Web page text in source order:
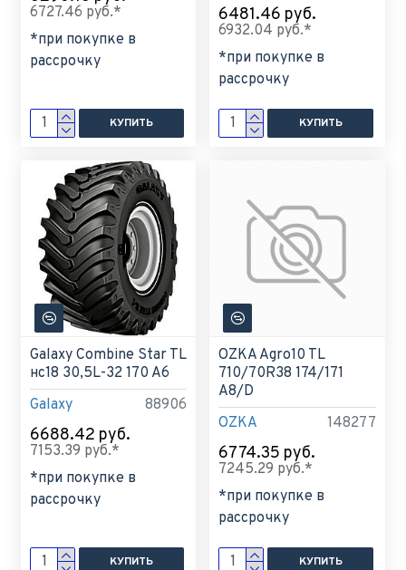
6727.46 руб.*
*при покупке в
рассрочку
КУПИТЬ
6481.46 руб.
6932.04 руб.*
*при покупке в
рассрочку
КУПИТЬ
Galaxy 88906
Galaxy Combine Star TL
нс18 30,5L-32 170 A6
6688.42 руб.
7153.39 руб.*
*при покупке в
рассрочку
КУПИТЬ
OZKA 148277
OZKA Agro10 TL
710/70R38 174/171
A8/D
6774.35 руб.
7245.29 руб.*
*при покупке в
рассрочку
КУПИТЬ